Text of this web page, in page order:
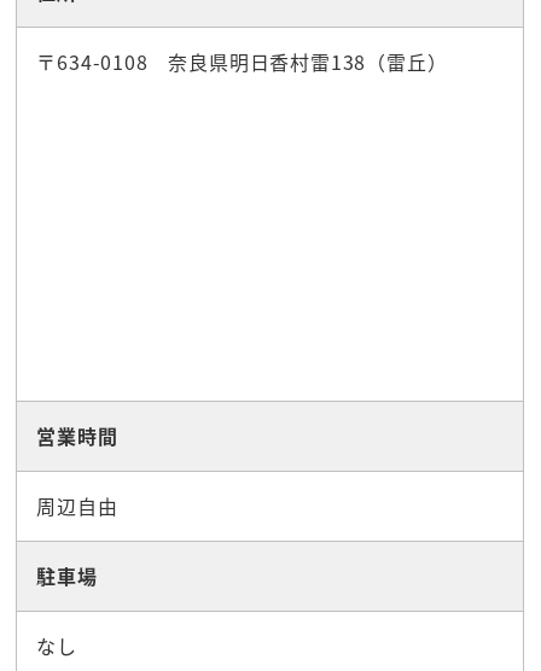
〒634-0108 奈良県明日香村雷138（雷丘）
営業時間
周辺自由
駐車場
なし